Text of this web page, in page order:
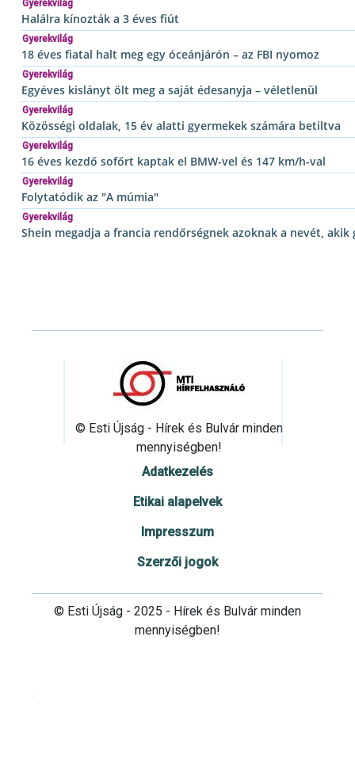
Gyerekvilág
Halálra kínozták a 3 éves fiút
Gyerekvilág
18 éves fiatal halt meg egy óceánjárón – az FBI nyomoz
Gyerekvilág
Egyéves kislányt ölt meg a saját édesanyja – véletlenül
Gyerekvilág
Közösségi oldalak, 15 év alatti gyermekek számára betiltva
Gyerekvilág
16 éves kezdő sofőrt kaptak el BMW-vel és 147 km/h-val
Gyerekvilág
Folytatódik az "A múmia"
Gyerekvilág
Shein megadja a francia rendőrségnek azoknak a nevét,
© Esti Újság - Hírek és Bulvár minden
mennyiségben!
Adatkezelés
Etikai alapelvek
Impresszum
Szerzői jogok
© Esti Újság - 2025 - Hírek és Bulvár minden
mennyiségben!